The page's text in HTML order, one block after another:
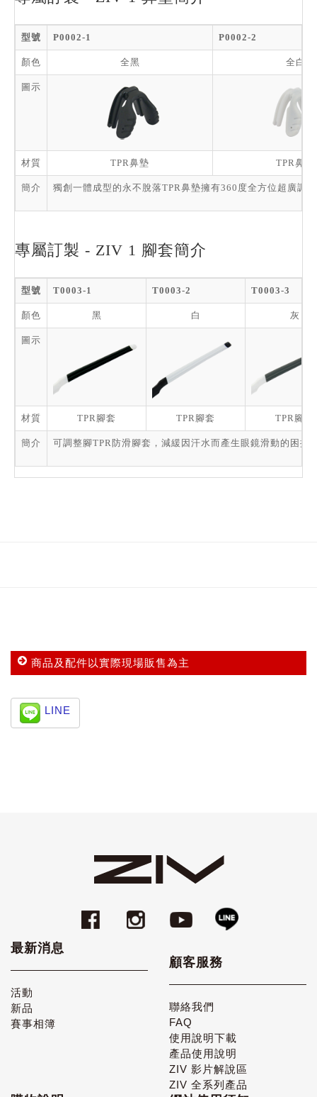
型號 P0002-1 P0002-2
顏色 全黑 全白
圖示
材質 TPR鼻墊 TPR鼻墊
簡介 獨創一體成型的永不脫落TPR鼻墊擁有360度全方位超廣調
專屬訂製 - ZIV 1 腳套簡介
型號 T0003-1 T0003-2 T0003-3
顏色 黑 白 灰
圖示
材質 TPR腳套 TPR腳套 TPR腳套
簡介 可調整腳TPR防滑腳套，減緩因汗水而產生眼鏡滑動的困
商品及配件以實際現場販售為主
LINE
最新消息
活動
新品
賽事相簿
顧客服務
聯絡我們
FAQ
使用說明下載
產品使用說明
ZIV 影片解說區
ZIV 全系列產品